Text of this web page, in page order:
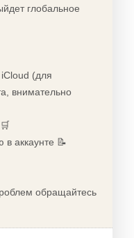
глобальное
iCloud (для
внимательно
аккаунте 📝
обращайтесь